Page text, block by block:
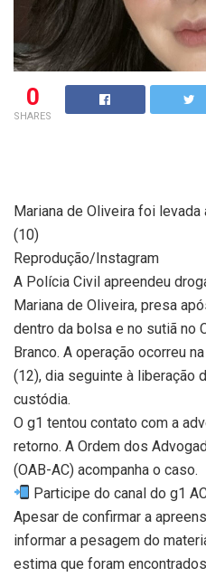
0
SHARES
Mariana de Oliveira foi
(10)
Reprodução/Instagram
A Polícia Civil apreendeu
Mariana de Oliveira, presa
dentro da bolsa e no sutiã no
Branco. A operação ocorreu
(12), dia seguinte à liberação
custódia.
O g1 tentou contato com a
retorno. A Ordem dos
(OAB-AC) acompanha o caso.
Participe do canal do g1
Apesar de confirmar a
informar a pesagem do
estima que foram